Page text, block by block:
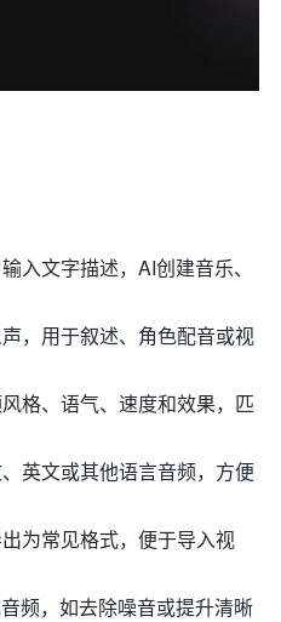
入文字描述，AI创建音乐、
，用于叙述、角色配音或视
格、语气、速度和效果，匹
英文或其他语言音频，方便
为常见格式，便于导入视
频，如去除噪音或提升清晰